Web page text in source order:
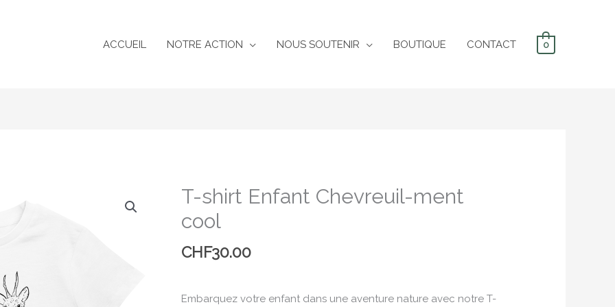
ACCUEIL NOTRE ACTION NOUS SOUTENIR BOUTIQUE CONTACT 0
T-shirt Enfant Chevreuil-ment
cool
CHF30.00
Embarquez votre enfant dans une aventure nature avec notre T-
quantité
T-
Enfant